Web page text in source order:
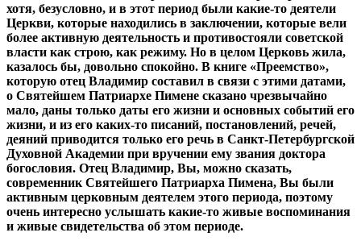
хотя, безусловно, и в этот период были какие-то деятели
Церкви, которые находились в заключении, которые вели
более активную деятельность и противостояли советской
власти как строю, как режиму. Но в целом Церковь жила,
казалось бы, довольно спокойно. В книге «Преемство»,
которую отец Владимир составил в связи с этими датами,
о Святейшем Патриархе Пимене сказано чрезвычайно
мало, даны только даты его жизни и основных событий его
жизни, и из его каких-то писаний, постановлений, речей,
деяний приводится только его речь в Санкт-Петербургской
Духовной Академии при вручении ему звания доктора
богословия. Отец Владимир, Вы, можно сказать,
современник Святейшего Патриарха Пимена, Вы были
активным церковным деятелем этого периода, поэтому
очень интересно услышать какие-то живые воспоминания
и живые свидетельства об этом периоде.